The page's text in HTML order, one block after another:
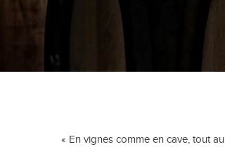
« En vignes comme en cave, tout